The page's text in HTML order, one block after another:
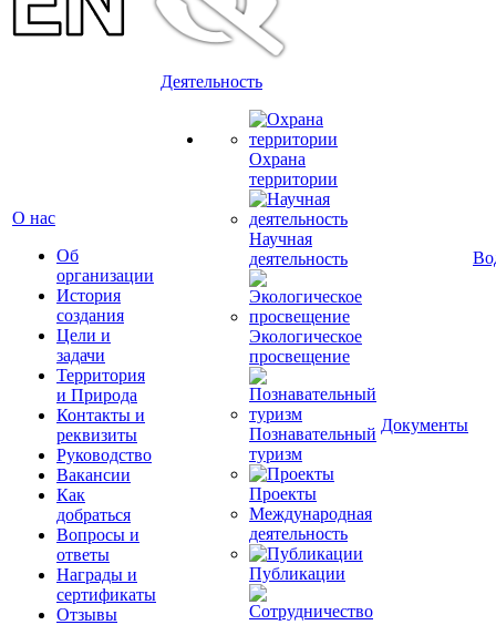
О нас
Об
организации
История
создания
Цели и
задачи
Территория
и Природа
Контакты и
реквизиты
Руководство
Вакансии
Как
добраться
Вопросы и
ответы
Награды и
сертификаты
Отзывы
Деятельность
Охрана
территории
Научная
деятельность
Экологическое
просвещение
Познавательный
туризм
Проекты
Международная
деятельность
Публикации
Документы